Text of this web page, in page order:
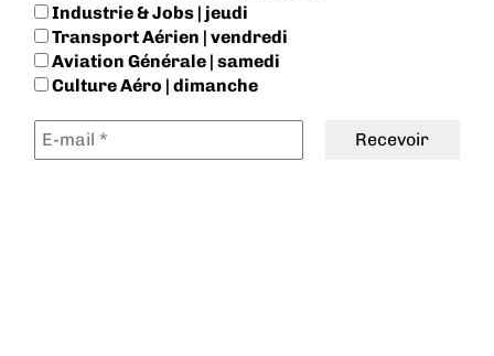
Industrie & Jobs | jeudi
Transport Aérien | vendredi
Aviation Générale | samedi
Culture Aéro | dimanche